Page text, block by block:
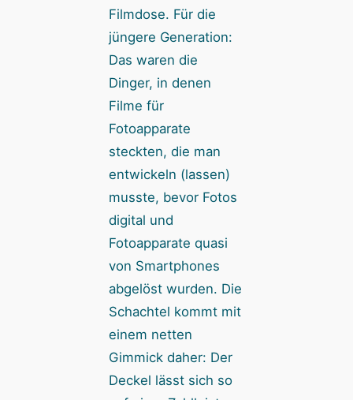
Filmdose. Für die
jüngere Generation:
Das waren die
Dinger, in denen
Filme für
Fotoapparate
steckten, die man
entwickeln (lassen)
musste, bevor Fotos
digital und
Fotoapparate quasi
von Smartphones
abgelöst wurden. Die
Schachtel kommt mit
einem netten
Gimmick daher: Der
Deckel lässt sich so